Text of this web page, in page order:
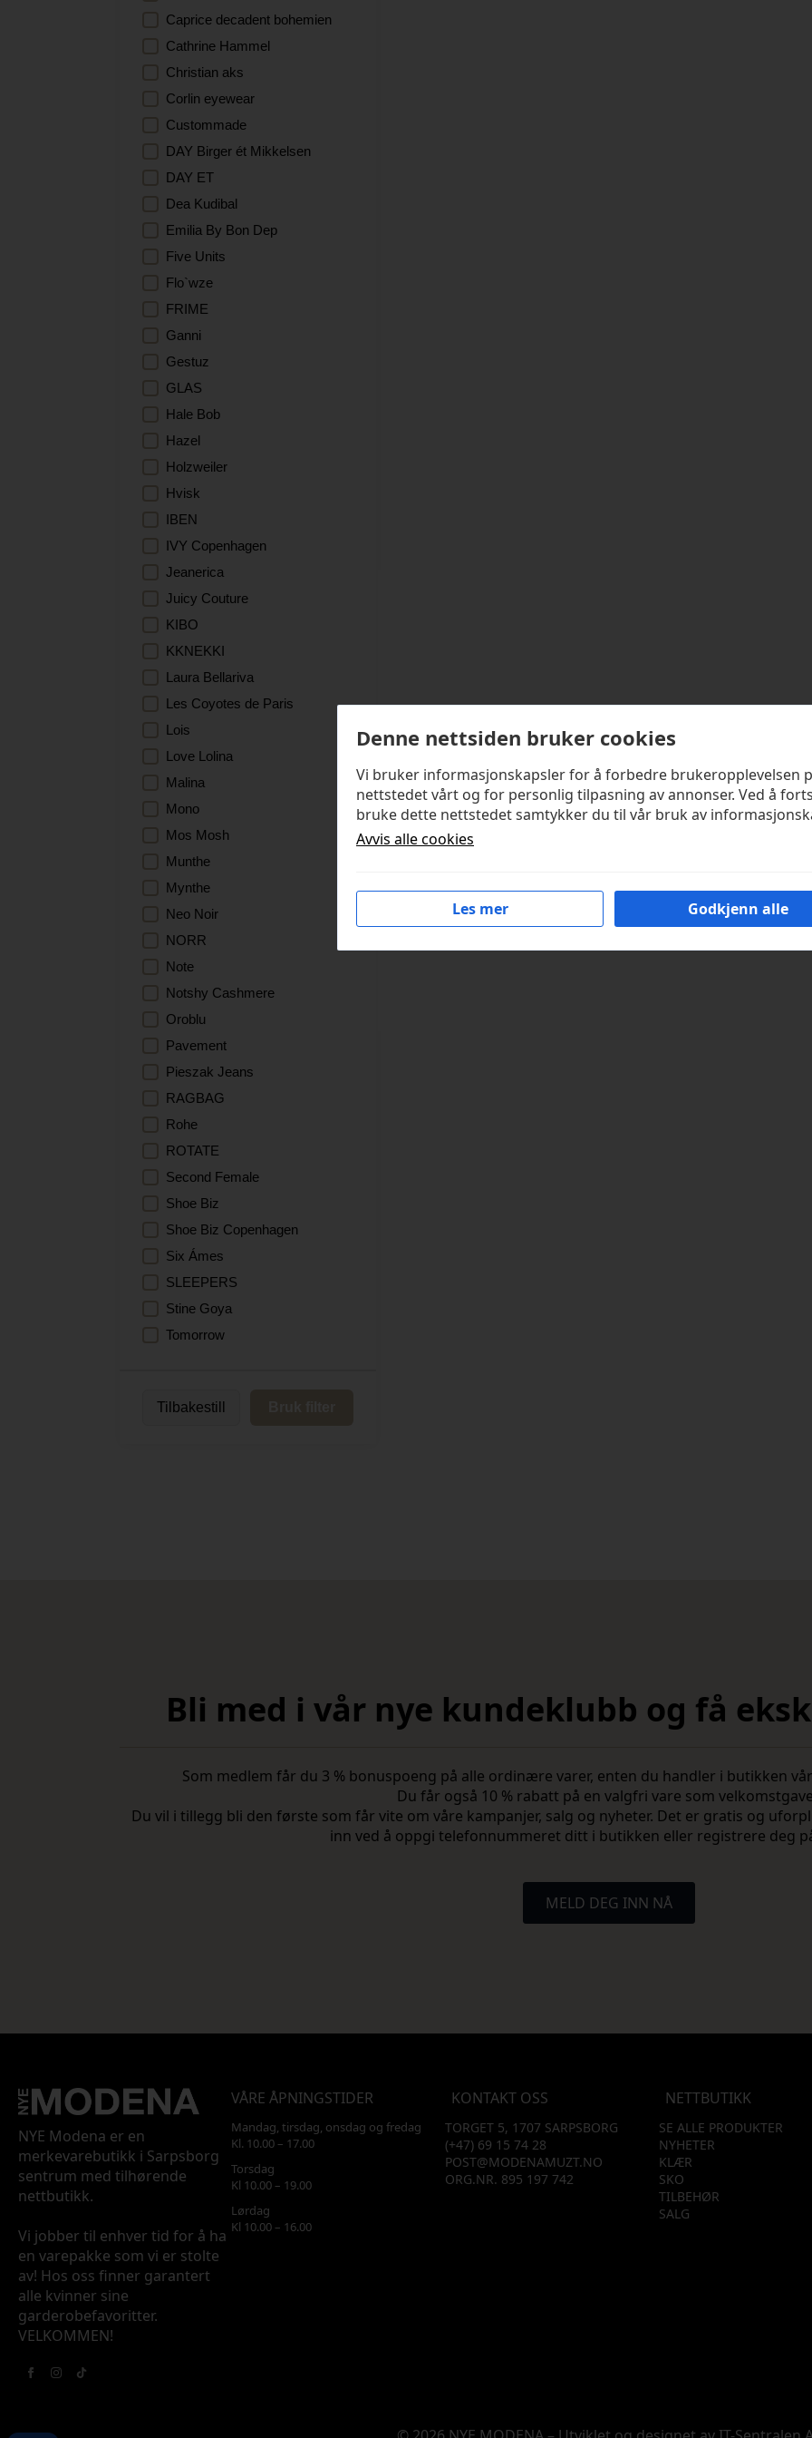
Jakker
Kåper
Smykker
Smykkeskrin
Solbriller
Strikker
Strømper og sokker
Toalettmapper
Veskecharm
Vesker
Votter
Caprice decadent bohemien
Cathrine Hammel
Christian aks
Corlin eyewear
Custommade
DAY Birger ét Mikkelsen
DAY ET
Dea Kudibal
Emilia By Bon Dep
Five Units
Flo`wze
FRIME
Ganni
Gestuz
GLAS
Hale Bob
Hazel
Holzweiler
Hvisk
IBEN
IVY Copenhagen
Jeanerica
Juicy Couture
KIBO
KKNEKKI
Laura Bellariva
Les Coyotes de Paris
Lois
Love Lolina
Malina
Mono
Mos Mosh
Munthe
Mynthe
Neo Noir
NORR
Note
Notshy Cashmere
Oroblu
Pavement
Pieszak Jeans
RAGBAG
Rohe
ROTATE
Second Female
Shoe Biz
Shoe Biz Copenhagen
Six Ámes
SLEEPERS
Stine Goya
Tomorrow
Tilbakestill
Bli med i vår nye kundeklubb og få
Som medlem får du 3 % bonuspoeng på alle ordinære varer, enten du handler i butikken
Du får også 10 % rabatt på en valgfri vare som
Du vil i tillegg bli den første som får vite om våre kampanjer, salg og nyheter. Det er gratis og
inn ved å oppgi telefonnummeret ditt i butikken eller registrere deg
MELD DEG INN NÅ
NYE Modena er en
merkevarebutikk i Sarpsborg
sentrum med tilhørende
nettbutikk.
Vi jobber til enhver tid for å ha
en varepakke som vi er stolte
av! Hos oss finner garantert
alle kvinner sine
garderobefavoritter.
VELKOMMEN!
VÅRE ÅPNINGSTIDER
Mandag, tirsdag, onsdag og fredag
Kl. 10.00 – 17.00
Torsdag
Kl 10.00 – 19.00
Lørdag
Kl 10.00 – 16.00
KONTAKT OSS
TORGET 5, 1707 SARPSBORG
(+47) 69 15 74 28
POST@MODENAMUZT.NO
ORG.NR. 895 197 742
NETTBUTIKK
SE ALLE PRODUKTER
NYHETER
KLÆR
SKO
TILBEHØR
SALG
Denne nettsiden bruker cookies
Vi bruker informasjonskapsler for å forbedre brukeropplevelsen
nettstedet vårt og for personlig tilpasning av annonser. Ved å
bruke dette nettstedet samtykker du til vår bruk av
Avvis alle cookies
Les mer Godkjenn alle